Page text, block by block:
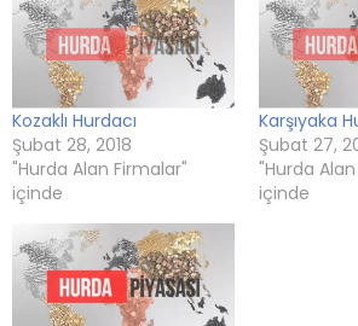
Kozaklı Hurdacı
Şubat 28, 2018
"Hurda Alan Firmalar"
içinde
Karşıyaka
Şubat 27,
"Hurda
içinde